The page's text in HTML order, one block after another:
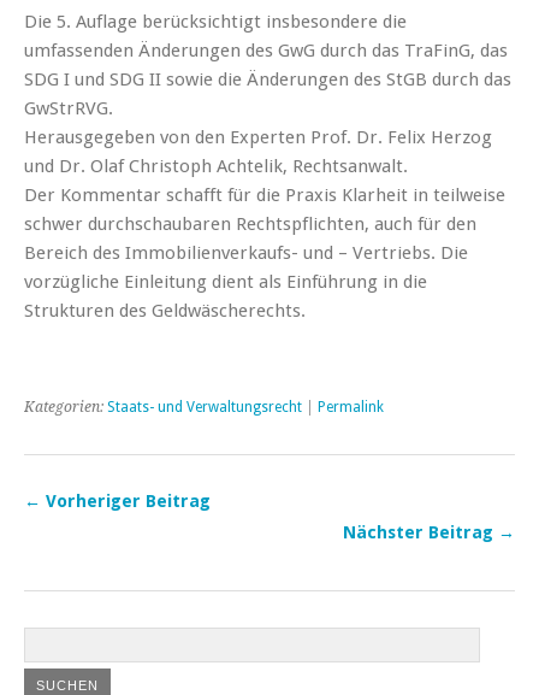
Die 5. Auflage berücksichtigt insbesondere die
umfassenden Änderungen des GwG durch das TraFinG, das
SDG I und SDG II sowie die Änderungen des StGB durch das
GwStrRVG.
Herausgegeben von den Experten Prof. Dr. Felix Herzog
und Dr. Olaf Christoph Achtelik, Rechtsanwalt.
Der Kommentar schafft für die Praxis Klarheit in teilweise
schwer durchschaubaren Rechtspflichten, auch für den
Bereich des Immobilienverkaufs- und – Vertriebs. Die
vorzügliche Einleitung dient als Einführung in die
Strukturen des Geldwäscherechts.
Kategorien: Staats- und Verwaltungsrecht Permalink
← Vorheriger Beitrag
Nächster Beitrag →